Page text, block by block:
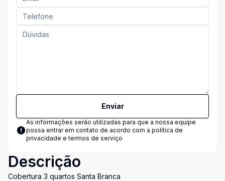
Enviar
As informações serão utilizadas para que a nossa equipe
possa entrar em contato de acordo com a política de
privacidade e termos de serviço
Descrição
Cobertura 3 quartos Santa Branca